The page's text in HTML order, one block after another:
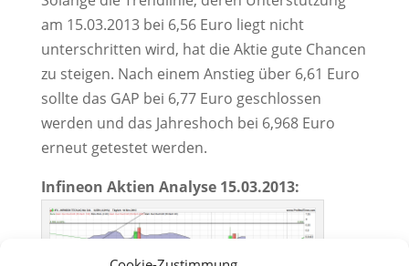
am 15.03.2013 bei 6,56 Euro liegt nicht
unterschritten wird, hat die Aktie gute Chancen
zu steigen. Nach einem Anstieg über 6,61 Euro
sollte das GAP bei 6,77 Euro geschlossen
werden und das Jahreshoch bei 6,968 Euro
erneut getestet werden.
Infineon Aktien Analyse 15.03.2013: